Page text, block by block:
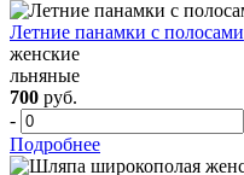
Летние панамки с полосами
женские
льняные
700 руб.
-
Подробнее